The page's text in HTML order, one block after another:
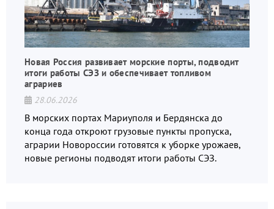
Новая Россия развивает морские порты, подводит
итоги работы СЭЗ и обеспечивает топливом
аграриев
28.06.2026
В морских портах Мариуполя и Бердянска до
конца года откроют грузовые пункты пропуска,
аграрии Новороссии готовятся к уборке урожаев,
новые регионы подводят итоги работы СЭЗ.